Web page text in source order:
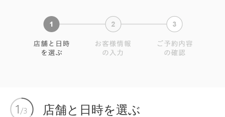
店舗と日時を選ぶ